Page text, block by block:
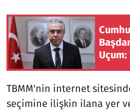
TBMM'nin internet
seçimine ilişkin ilana yer
Savunma Sanayi
Seçim 2023
Spor
Teknoloji ve Bilim